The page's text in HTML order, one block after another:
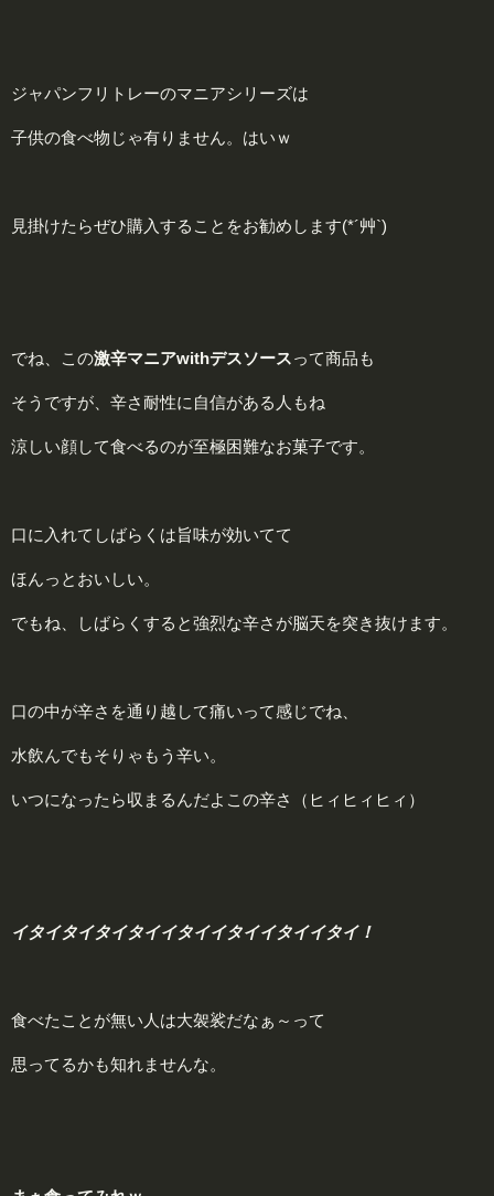
ジャパンフリトレーのマニアシリーズは
子供の食べ物じゃ有りません。はいｗ
見掛けたらぜひ購入することをお勧めします(*´艸`)
でね、この激辛マニアwithデスソースって商品も
そうですが、辛さ耐性に自信がある人もね
涼しい顔して食べるのが至極困難なお菓子です。
口に入れてしばらくは旨味が効いてて
ほんっとおいしい。
でもね、しばらくすると強烈な辛さが脳天を突き抜けます。
口の中が辛さを通り越して痛いって感じでね、
水飲んでもそりゃもう辛い。
いつになったら収まるんだよこの辛さ（ヒィヒィヒィ）
イタイタイタイタイイタイイタイイタイイタイ！
食べたことが無い人は大袈裟だなぁ～って
思ってるかも知れませんな。